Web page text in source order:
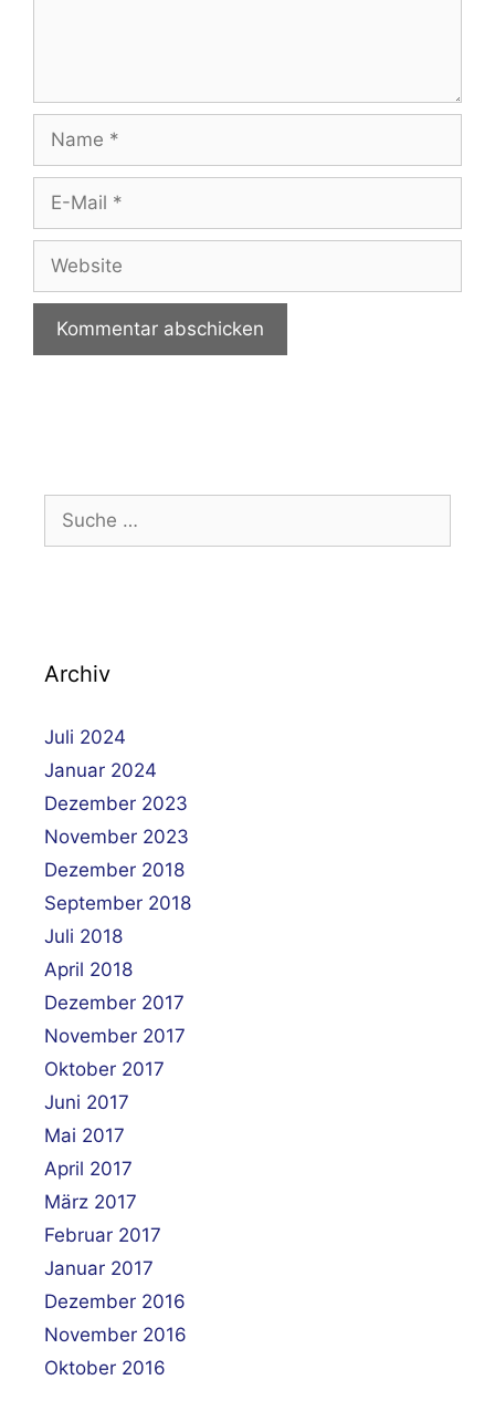
Name
Website
nach:
Archiv
Juli 2024
Januar 2024
Dezember 2023
November 2023
Dezember 2018
September 2018
Juli 2018
April 2018
Dezember 2017
November 2017
Oktober 2017
Juni 2017
Mai 2017
April 2017
März 2017
Februar 2017
Januar 2017
Dezember 2016
November 2016
Oktober 2016